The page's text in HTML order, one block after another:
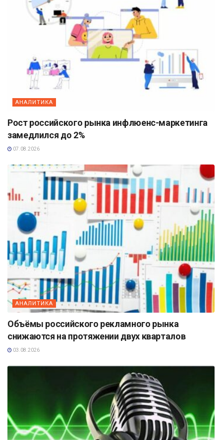
АНАЛИТИКА
Рост российского рынка инфлюенс-маркетинга
замедлился до 2%
07.08.2026
АНАЛИТИКА
Объёмы российского рекламного рынка
снижаются на протяжении двух кварталов
03.08.2026